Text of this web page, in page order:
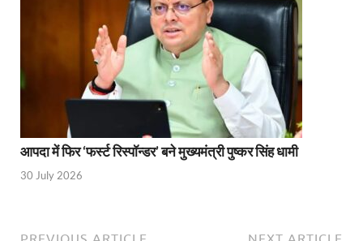
Big Blueprint for Bastar: बस्तर के लिए बड़ा ब्लूप्रिंट:
Bhartendu Natya Akadami: मुख्यमंत्री ने देखी ‘आनंद
Women E Rickshaw Pilots: यूपी में तैयार हो रही
Mann Ki Baat: प्रधानमंत्री नरेंद्र मोदी ने देशवासियों को
Jewar International Airport: यूपी में विकास अब
आपदा में फिर ‘फर्स्ट रिस्पॉन्डर’ बने मुख्यमंत्री पुष्कर सिंह धामी
30 July 2026